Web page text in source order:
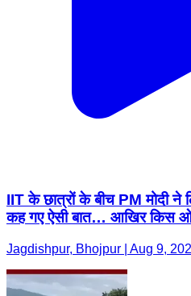
IIT के छात्रों के बीच PM मोदी ने
कह गए ऐसी बात… आखिर किस
Jagdishpur, Bhojpur | Aug 9,